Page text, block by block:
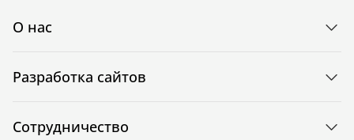
О нас
Разработка сайтов
Сотрудничество